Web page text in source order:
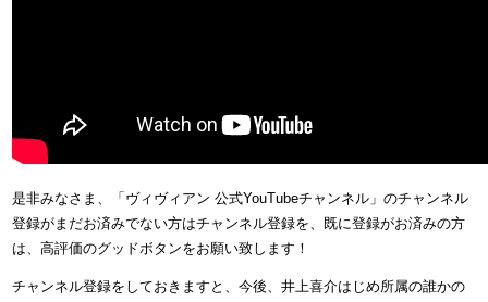
是非みなさま、「ヴィヴィアン 公式YouTubeチャンネル」のチャンネル
登録がまだお済みでない方はチャンネル登録を、既に登録がお済みの方
は、高評価のグッドボタンをお願い致します！
チャンネル登録をしておきますと、今後、井上喜介はじめ所属の誰かの